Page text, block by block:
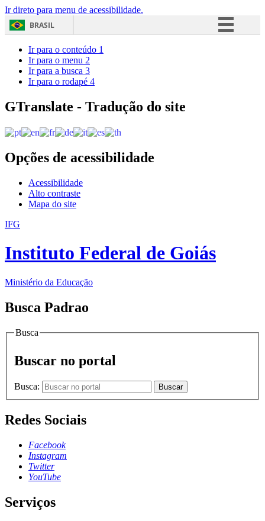
Ir direto para menu de acessibilidade.
BRASIL
Acesso à informação
Ir para o conteúdo 1
Ir para o menu 2
Ir para a busca 3
Ir para o rodapé 4
GTranslate - Tradução do site
Opções de acessibilidade
Acessibilidade
Alto contraste
Mapa do site
IFG
Instituto Federal de Goiás
Ministério da Educação
Busca Padrao
Busca
Buscar no portal
Busca: Buscar
Redes Sociais
Facebook
Instagram
Twitter
YouTube
Serviços